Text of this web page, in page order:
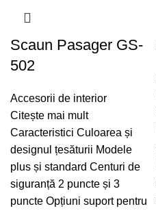
Scaun Pasager GS-
502
Accesorii de interior
Citește mai mult
Caracteristici Culoarea și
designul țesăturii Modele
plus și standard Centuri de
siguranță 2 puncte și 3
puncte Opțiuni suport pentru